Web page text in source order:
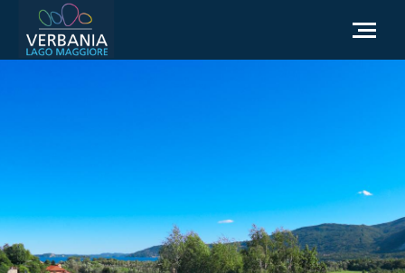
Weer
Informatieaanvraag
Officiële website